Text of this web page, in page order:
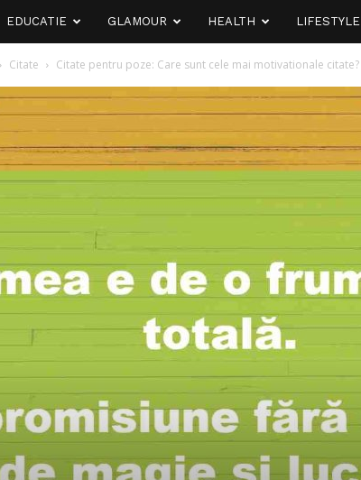
Faude
EDUCATIE GLAMOUR HEALTH LIFESTYLE
Citate Citate pentru poze: Care sunt cele mai motivationale citate?